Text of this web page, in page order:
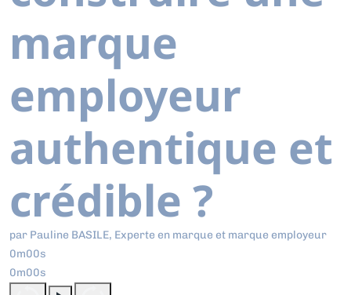
marque
employeur
authentique et
crédible ?
par Pauline BASILE, Experte en marque et marque employeur
0m00s
0m00s